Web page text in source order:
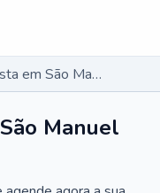
Pneumologista em São Manuel - SP
Manuel